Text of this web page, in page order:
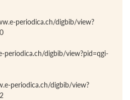
periodica.ch/digbib/view?
periodica.ch/digbib/view?pid=qgi-
periodica.ch/digbib/view?